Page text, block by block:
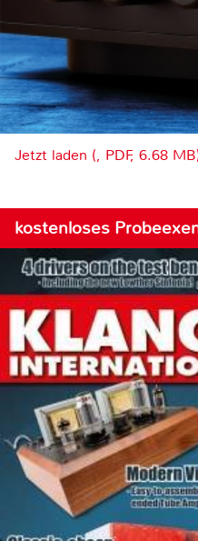
Jetzt laden (, PDF, 6.68
kostenloses